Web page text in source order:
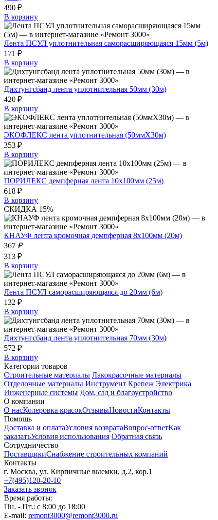
490 ₽
В корзину
Лента ПСУЛ уплотнительная саморасширяющаяся 15мм (5м)
171 ₽
В корзину
Дихтунгсбанд лента уплотнительная 50мм (30м)
420 ₽
В корзину
ЭКОФЛЕКС лента уплотнительная (50ммХ30м)
353 ₽
В корзину
ПОРИЛЕКС демпферная лента 10x100мм (25м)
618 ₽
В корзину
СКИДКА 15%
КНАУФ лента кромочная демпферная 8х100мм (20м)
367 ₽
313 ₽
В корзину
Лента ПСУЛ саморасширяющаяся до 20мм (6м)
132 ₽
В корзину
Дихтунгсбанд лента уплотнительная 70мм (30м)
572 ₽
В корзину
Категории товаров
Строительные материалы Лакокрасочные материалы
Отделочные материалы Инструмент Крепеж Электрика
Инженерные системы Дом, сад и благоустройство
О компании
О насКолеровка красокОтзывыНовостиКонтакты
Помощь
Доставка и оплатаУсловия возвратаВопрос-ответКак
заказатьУсловия использования Обратная связь
Сотрудничество
ПоставщикиСнабжение строительных компаний
Контакты
г. Москва, ул. Кирпичные выемки, д.2, кор.1
+7(495)120-20-10
Заказать звонок
Время работы:
Пн. - Пт.: с 8:00 до 18:00
E-mail: remont3000@remont3000.ru